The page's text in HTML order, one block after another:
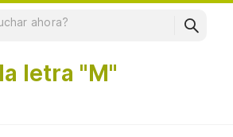
letra "M"